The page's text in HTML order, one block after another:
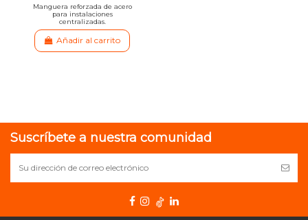
Manguera reforzada de acero
para instalaciones
centralizadas.
Añadir al carrito
Suscríbete a nuestra comunidad